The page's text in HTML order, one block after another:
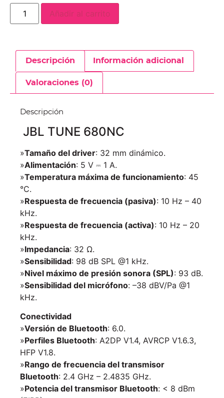
Añadir al carrito
Descripción Información adicional
Valoraciones (0)
Descripción
JBL TUNE 680NC
»Tamaño del driver: 32 mm dinámico.
»Alimentación: 5 V ⎓ 1 A.
»Temperatura máxima de funcionamiento: 45
°C.
»Respuesta de frecuencia (pasiva): 10 Hz – 40
kHz.
»Respuesta de frecuencia (activa): 10 Hz – 20
kHz.
»Impedancia: 32 Ω.
»Sensibilidad: 98 dB SPL @1 kHz.
»Nivel máximo de presión sonora (SPL): 93 dB.
»Sensibilidad del micrófono: –38 dBV/Pa @1
kHz.
Conectividad
»Versión de Bluetooth: 6.0.
»Perfiles Bluetooth: A2DP V1.4, AVRCP V1.6.3,
HFP V1.8.
»Rango de frecuencia del transmisor
Bluetooth: 2.4 GHz – 2.4835 GHz.
»Potencia del transmisor Bluetooth: < 8 dBm